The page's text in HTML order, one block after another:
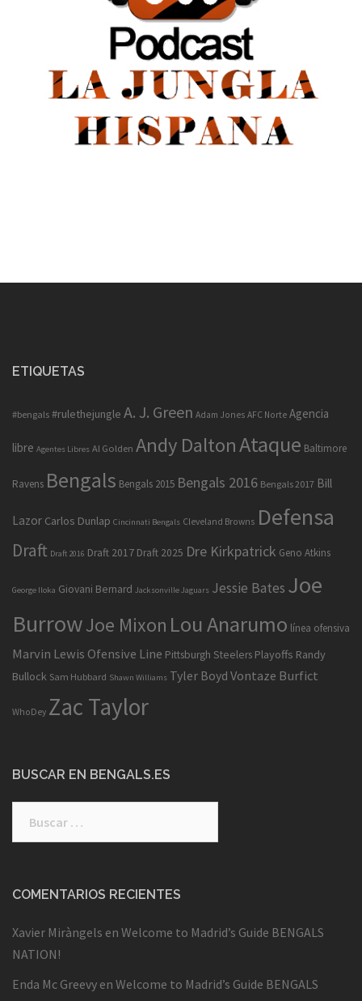
ETIQUETAS
#bengals #rulethejungle A. J. Green Adam Jones AFC Norte Agencia
libre Agentes Libres Al Golden Andy DaltonAtaque Baltimore
Ravens Bengals Bengals 2015 Bengals 2016 Bengals 2017 Bill
Lazor Carlos Dunlap Cincinnati Bengals Cleveland Browns Defensa
Draft Draft 2016 Draft 2017 Draft 2025 Dre Kirkpatrick Geno Atkins
George Iloka Giovani Bernard Jacksonville Jaguars Jessie Bates Joe
BurrowJoe Mixon Lou Anarumo línea ofensiva
Marvin Lewis Ofensive Line Pittsburgh Steelers Playoffs Randy
Bullock Sam Hubbard Shawn Williams Tyler Boyd Vontaze Burfict
WhoDey Zac Taylor
BUSCAR EN BENGALS.ES
COMENTARIOS RECIENTES
Xavier Miràngels en Welcome to Madrid’s Guide BENGALS
NATION!
Enda Mc Greevy en Welcome to Madrid’s Guide BENGALS